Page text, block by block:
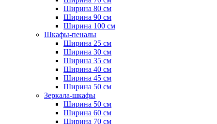
Ширина 80 см
Ширина 90 см
Ширина 100 см
Шкафы-пеналы
Ширина 25 см
Ширина 30 см
Ширина 35 см
Ширина 40 см
Ширина 45 см
Ширина 50 см
Зеркала-шкафы
Ширина 50 см
Ширина 60 см
Ширина 70 см